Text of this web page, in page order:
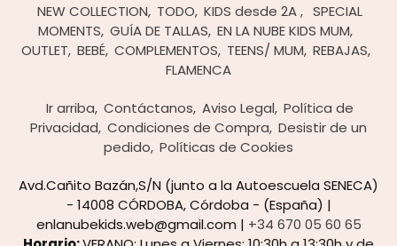
NEW COLLECTION TODO KIDS desde 2A
SPECIAL
MOMENTS GUÍA DE TALLAS EN LA NUBE KIDS MUM
OUTLET BEBÉ COMPLEMENTOS TEENS/ MUM REBAJAS
FLAMENCA
Ir arriba Contáctanos Aviso Legal Política de
Privacidad Condiciones de Compra Desistir de un
pedido Políticas de Cookies
Avd.Cañito Bazán,S/N (junto a la Autoescuela SENECA)
- 14008 CÓRDOBA, Córdoba - (España) |
enlanubekids.web@gmail.com | +34 670 05 60 65